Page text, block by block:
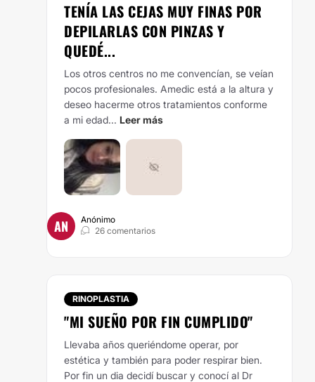
TENÍA LAS CEJAS MUY FINAS POR
DEPILARLAS CON PINZAS Y
QUEDÉ...
Los otros centros no me convencían, se veían
pocos profesionales. Amedic está a la altura y
deseo hacerme otros tratamientos conforme
a mi edad... Leer más
AN
Anónimo
26 comentarios
RINOPLASTIA
"MI SUEÑO POR FIN CUMPLIDO"
Llevaba años queriéndome operar, por
estética y también para poder respirar bien.
Por fin un dia decidí buscar y conocí al Dr